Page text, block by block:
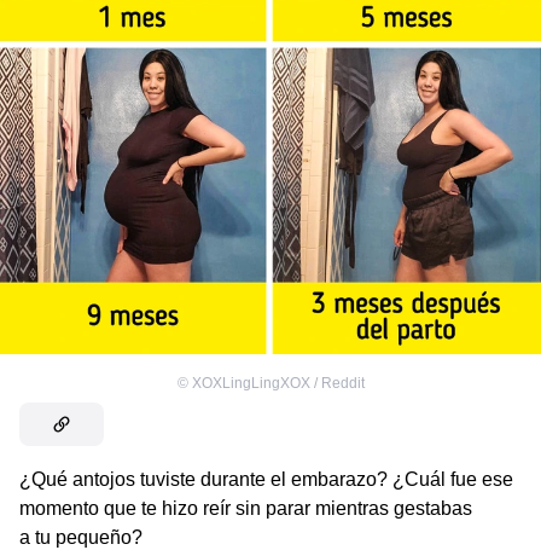
© XOXLingLingXOX / Reddit
¿Qué antojos tuviste durante el embarazo? ¿Cuál fue ese
momento que te hizo reír sin parar mientras gestabas
a tu pequeño?